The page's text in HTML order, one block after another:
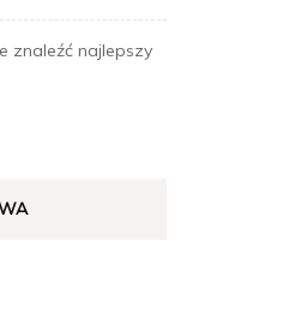
znaleźć najlepszy